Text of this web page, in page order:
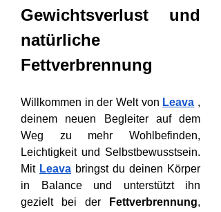
Gewichtsverlust und
natürliche
Fettverbrennung
Willkommen in der Welt von Leava ,
deinem neuen Begleiter auf dem
Weg zu mehr Wohlbefinden,
Leichtigkeit und Selbstbewusstsein.
Mit Leava bringst du deinen Körper
in Balance und unterstützt ihn
gezielt bei der
Fettverbrennung,